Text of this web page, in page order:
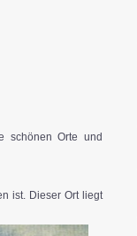
schönen Orte und
ist. Dieser Ort liegt